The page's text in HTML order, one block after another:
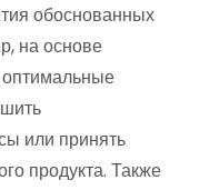
обоснованных
на основе
или принять
продукта. Также